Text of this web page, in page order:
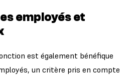
employés et
est également bénéfique
un critère pris en compte